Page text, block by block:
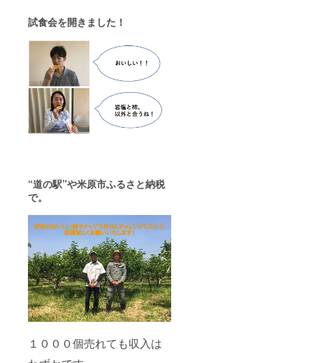
試食会を開きました！
“道の駅”や米原市ふるさと納税
で。
１０００個売れても収入は